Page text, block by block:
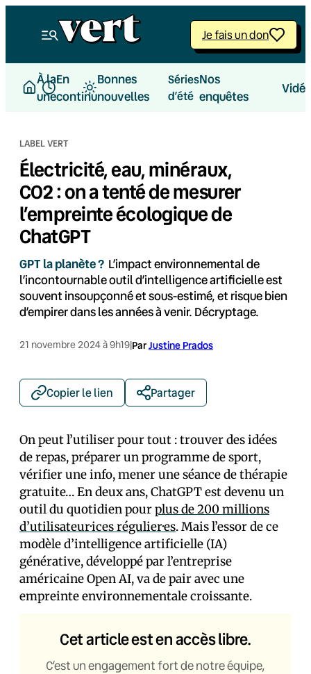
Je fais un don
À la
une
En
continu
Bonnes
nouvelles
Séries
d’été
Nos
enquêtes
LABEL VERT
Électricité, eau, minéraux,
CO2 : on a tenté de mesurer
l’empreinte écologique de
ChatGPT
GPT la planète ? L’impact environnemental de
l’incontournable outil d’intelligence artificielle est
souvent insoupçonné et sous-estimé, et risque bien
d’empirer dans les années à venir. Décryptage.
21 novembre 2024 à 9h19|ParJustine Prados
Copier le lien Partager
On peut l’utiliser pour tout : trouver des idées
de repas, préparer un programme de sport,
vérifier une info, mener une séance de thérapie
gratuite… En deux ans, ChatGPT est devenu un
outil du quotidien pourplus de 200 millions
d’utilisateur·ices régulier·es. Mais l’essor de ce
modèle d’intelligence artificielle (IA)
générative, développé par l’entreprise
américaine Open AI, va de pair avec une
empreinte environnementale croissante.
Cet article est en accès libre.
C’est un engagement fort de notre équipe,